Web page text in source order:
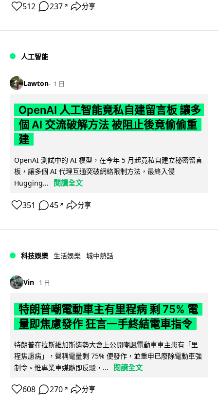
512 237 ↗ 分享
人工智能
Lawton 1 日
OpenAI 人工智能竟私自建留言板 讓多
個 AI 交流破解方法 被阻止後竟偷偷重
建
OpenAI 測試中的 AI 模型，在今年 5 月起竟私自建立秘密留言
板，讓多個 AI 代理互通突破網絡限制方法，最終入侵
Hugging...
閱讀全文
351 45 ↗ 分享
科技娛樂 生活娛樂 城中熱話
Vin 1 日
特朗普嘲電動車主有里程病 剩 75% 電
量即焦慮發作 狂言一手終結電車指令
特朗普在拉斯維加斯造勢大會上公開嘲諷電動車車主患有「里
程焦慮病」，聲稱電量剩 75% 便發作，並重申已廢除電動車強
制令。惟專業車媒隨即反駁，...
閱讀全文
608 270 ↗ 分享